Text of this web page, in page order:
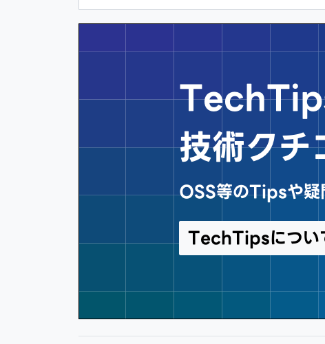
技術クチ
OSS等のTipsや疑
TechTipsについ